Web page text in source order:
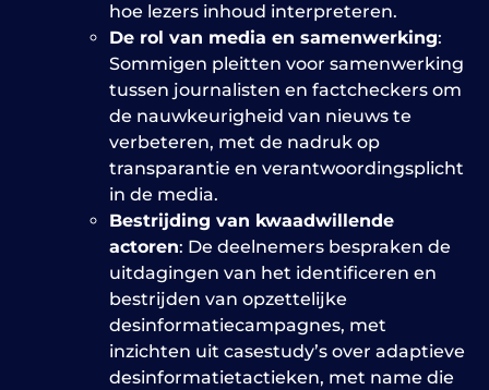
hoe lezers inhoud interpreteren.
De rol van media en samenwerking:
Sommigen pleitten voor samenwerking
tussen journalisten en factcheckers om
de nauwkeurigheid van nieuws te
verbeteren, met de nadruk op
transparantie en verantwoordingsplicht
in de media.
Bestrijding van kwaadwillende
actoren: De deelnemers bespraken de
uitdagingen van het identificeren en
bestrijden van opzettelijke
desinformatiecampagnes, met
inzichten uit casestudy’s over adaptieve
desinformatietactieken, met name die